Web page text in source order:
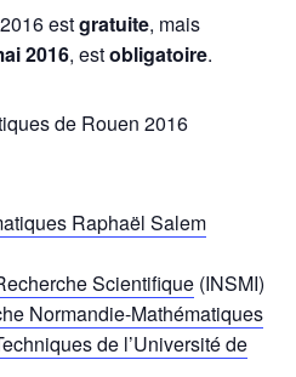
estgratuite, mais
2016, estobligatoire.
de Rouen 2016
Raphaël Salem
Scientifique (INSMI)
Normandie-Mathématiques
de l’Université de